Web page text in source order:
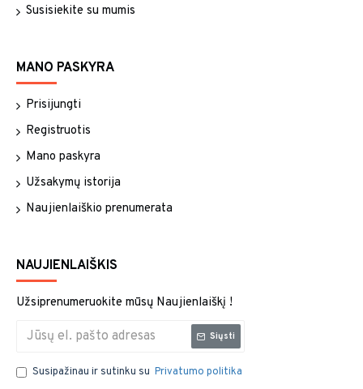
Susisiekite su mumis
MANO PASKYRA
Prisijungti
Registruotis
Mano paskyra
Užsakymų istorija
Naujienlaiškio prenumerata
NAUJIENLAIŠKIS
Užsiprenumeruokite mūsų Naujienlaiškį !
Siųsti
Susipažinau ir sutinku su Privatumo politika